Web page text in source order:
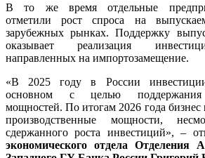
В то же время отдельные
отметили рост спроса на
зарубежных рынках. Поддержку
оказывает реализация
направленных на импортозамещение.
«В 2025 году в России
основном с целью поддержания
мощностей. По итогам 2026 года бизнес
производственные мощности,
сдержанного роста инвестиций», –
экономического отдела Отделения